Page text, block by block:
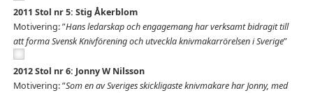
2011 Stol nr 5: Stig Åkerblom
Motivering: ”Hans ledarskap och engagemang har verksamt bidragit till
att forma Svensk Knivförening och utveckla knivmakarrörelsen i Sverige”
2012 Stol nr 6: Jonny W Nilsson
Motivering: ”Som en av Sveriges skickligaste knivmakare har Jonny, med